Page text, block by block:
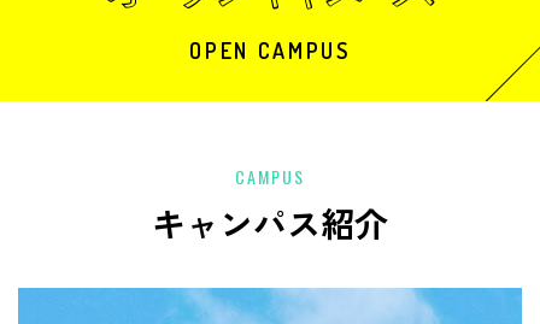
OPEN CAMPUS
CAMPUS
キャンパス紹介